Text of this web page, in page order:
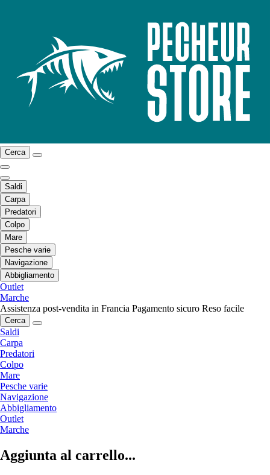
Cerca
Saldi
Carpa
Predatori
Colpo
Mare
Pesche varie
Navigazione
Abbigliamento
Outlet
Marche
Assistenza post-vendita in Francia Pagamento sicuro Reso facile
Cerca
Saldi
Carpa
Predatori
Colpo
Mare
Pesche varie
Navigazione
Abbigliamento
Outlet
Marche
Aggiunta al carrello...